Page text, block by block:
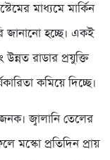
মাধ্যমে মার্কিন
জানানো হচ্ছে। একই
রাডার প্রযুক্তি
কমিয়ে দিচ্ছে।
জ্বালানি তেলের
মস্কো প্রতিদিন প্রায়